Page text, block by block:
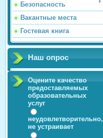
Безопасность
Вакантные места
Гостевая книга
Наш опрос
Оцените качество
предоставляемых
образовательных
услуг
неудовлетворительно,
не устраивает